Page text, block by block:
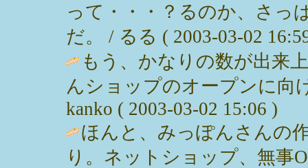
って・・・？るのか、さっ
だ。 / るる ( 2003-03-02
もう、かなりの数が出来
んショップのオープンに向
kanko ( 2003-03-02 15:06 )
ほんと、みっぽんさんの
り。ネットショップ、無事